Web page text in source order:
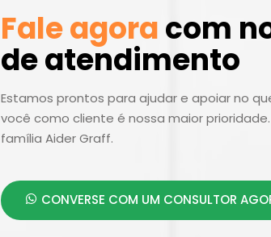
Fale agoracom
de atendimento
Estamos prontos para ajudar e apoiar no
você como cliente é nossa maior
família Aider Graff.
CONVERSE COM UM CONSULTOR